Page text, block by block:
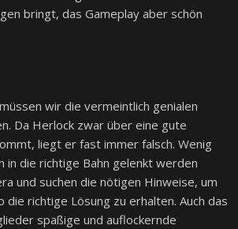
bringt, das Gameplay aber schön
wir die vermeintlich genialen
Da Herlock zwar über eine gute
liegt er fast immer falsch. Wenig
in die richtige Bahn gelenkt werden
und suchen die nötigen Hinweise, um
richtige Lösung zu erhalten. Auch das
spaßige und auflockernde